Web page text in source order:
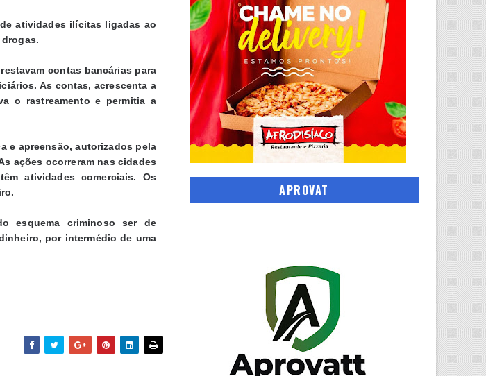
atividades ilícitas ligadas ao
contas bancárias para
As contas, acrescenta a
o rastreamento e permitia a
e apreensão, autorizados pela
ações ocorreram nas cidades
atividades comerciais. Os
esquema criminoso ser de
por intermédio de uma
APROVAT